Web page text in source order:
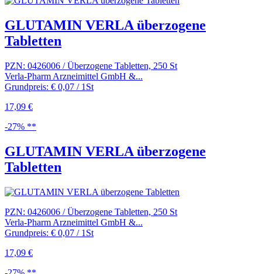
GLUTAMIN VERLA überzogene
Tabletten
PZN: 0426006 / Überzogene Tabletten, 250 St
Verla-Pharm Arzneimittel GmbH &...
Grundpreis: € 0,07 / 1St
17,09 €
-27% **
GLUTAMIN VERLA überzogene
Tabletten
PZN: 0426006 / Überzogene Tabletten, 250 St
Verla-Pharm Arzneimittel GmbH &...
Grundpreis: € 0,07 / 1St
17,09 €